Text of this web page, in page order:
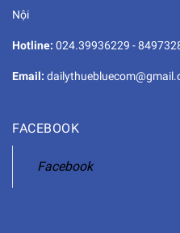
Nội
Hotline: 024.39936229 -
Email:
FACEBOOK
Facebook